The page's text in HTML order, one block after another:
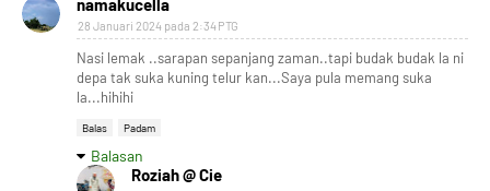
namakucella
28 Januari 2024 pada 2:34 PTG
Nasi lemak ..sarapan sepanjang zaman..tapi budak budak la ni
depa tak suka kuning telur kan...Saya pula memang suka
la...hihihi
Balas Padam
Balasan
Roziah @ Cie